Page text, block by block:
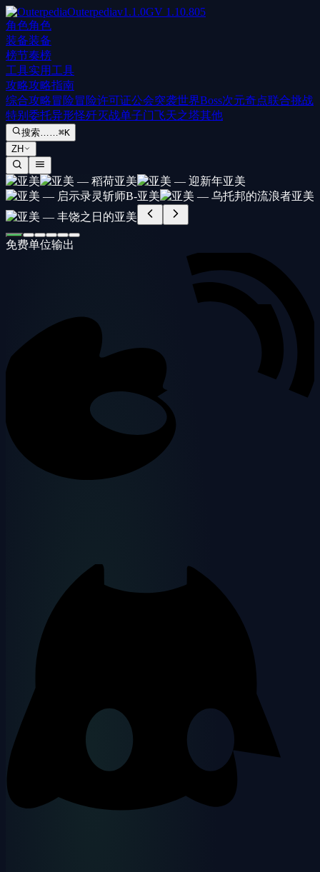
Outerpediav1.1.0GV 1.10.805
角色角色
装备装备
榜节奏榜
工具实用工具
攻略攻略指南
综合攻略冒险冒险许可证公会突袭世界Boss次元奇点联合挑战
特别委托异形怪歼灭战单子门飞天之塔其他
搜索……⌘K
ZH
免费单位输出